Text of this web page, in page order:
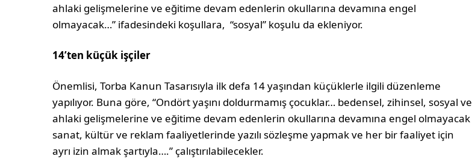
ahlaki gelişmelerine ve eğitime devam edenlerin okullarına devamına engel
olmayacak…” ifadesindeki koşullara, “sosyal” koşulu da ekleniyor.
14’ten küçük işçiler
Önemlisi, Torba Kanun Tasarısıyla ilk defa 14 yaşından küçüklerle ilgili düzenleme
yapılıyor. Buna göre, “Ondört yaşını doldurmamış çocuklar… bedensel, zihinsel, sosyal ve
ahlaki gelişmelerine ve eğitime devam edenlerin okullarına devamına engel olmayacak
sanat, kültür ve reklam faaliyetlerinde yazılı sözleşme yapmak ve her bir faaliyet için
ayrı izin almak şartıyla….” çalıştırılabilecekler.